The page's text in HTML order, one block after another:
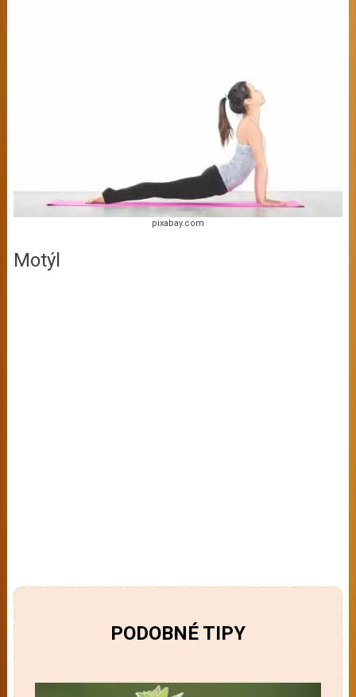
pixabay.com
Motýl
PODOBNÉ TIPY